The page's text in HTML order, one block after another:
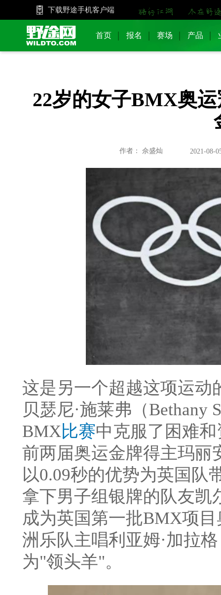
下载野途手机客户端
首页 报名 赛场 产品
22岁的女子BMX奥
作者： 佘盛灿 2021-08-
这是另一个超越这项运动
贝瑟尼·施莱弗（Bethany
BMX比赛中克服了困难
前两届奥运金牌得主玛丽
以0.09秒的优势为英国队
拿下男子组银牌的队友凯
成为英国第一批BMX项
洲乐队主唱利亚姆·加拉
为"领头羊"。